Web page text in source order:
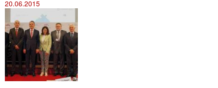
20.06.2015